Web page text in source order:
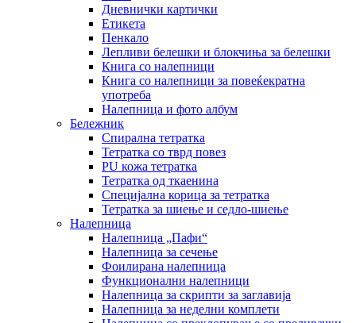
Дневнички картички
Етикета
Пенкало
Лепливи белешки и блокчиња за белешки
Книга со налепници
Книга со налепници за повеќекратна
употреба
Налепница и фото албум
Бележник
Спирална тетратка
Тетратка со тврд повез
PU кожа тетратка
Тетратка од ткаенина
Специјална корица за тетратка
Тетратка за шиење и седло-шиење
Налепница
Налепница „Пафи“
Налепница за сечење
Фоилирана налепница
Функционални налепници
Налепница за скрипти за заглавија
Налепница за неделни комплети